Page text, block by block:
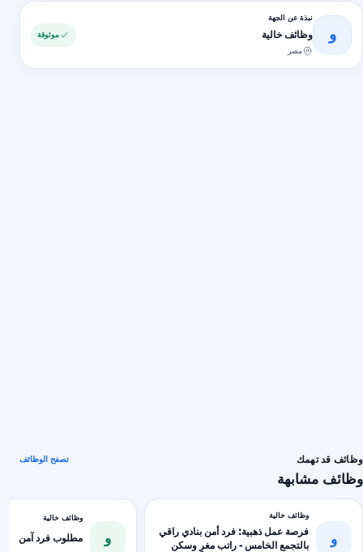
و
نبذة عن الجهة
وظائف خالية
مصر
موثوقة
وظائف قد تهمك
وظائف مشابهة
تصفح الوظائف
و
وظائف خالية
فرصة عمل ذهبية: فرد أمن بنادي راقي
بالتجمع الخامس - راتب مغرٍ وسكن
و
وظائف خالية
مطلوب فرد آمن